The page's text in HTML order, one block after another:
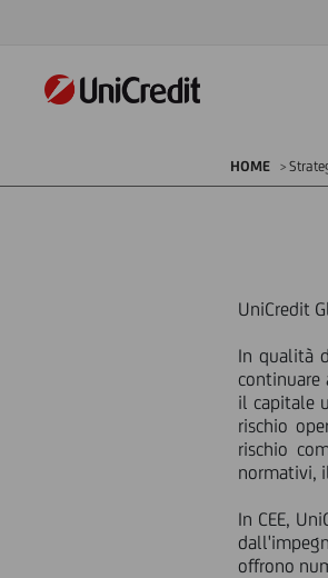
HOME
UniCredit
In qualità
continuare
il capitale
rischio
rischio
normativi,
In CEE,
offrono